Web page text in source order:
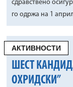
сдравствено
го одржа на 1
АКТИВНОСТИ
ШЕСТ
ОХРИДСКИ”